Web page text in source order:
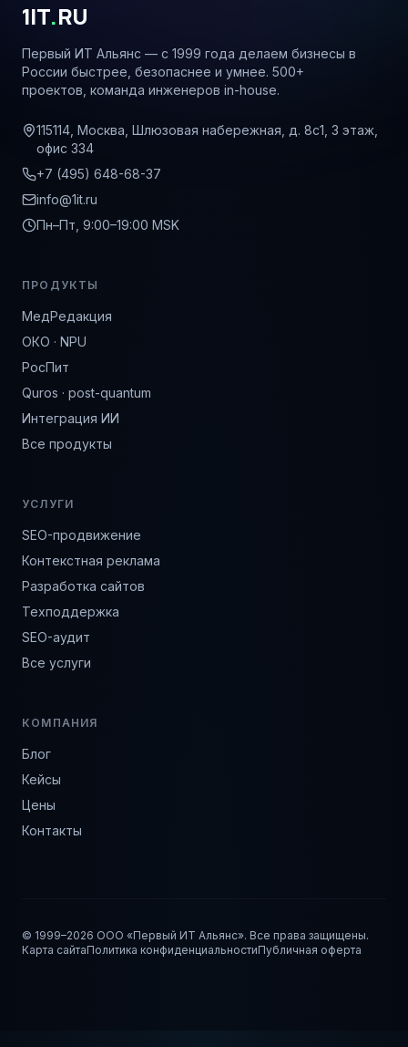
1IT.RU
Первый ИТ Альянс — с 1999 года делаем бизнесы в
России быстрее, безопаснее и умнее. 500+
проектов, команда инженеров in-house.
115114, Москва, Шлюзовая набережная, д. 8с1, 3 этаж,
офис 334
+7 (495) 648-68-37
info@1it.ru
Пн–Пт, 9:00–19:00 MSK
ПРОДУКТЫ
МедРедакция
ОКО · NPU
РосПит
Quros · post-quantum
Интеграция ИИ
Все продукты
УСЛУГИ
SEO-продвижение
Контекстная реклама
Разработка сайтов
Техподдержка
SEO-аудит
Все услуги
КОМПАНИЯ
Блог
Кейсы
Цены
Контакты
© 1999–2026 ООО «Первый ИТ Альянс». Все права защищены.
Карта сайтаПолитика конфиденциальностиПубличная оферта